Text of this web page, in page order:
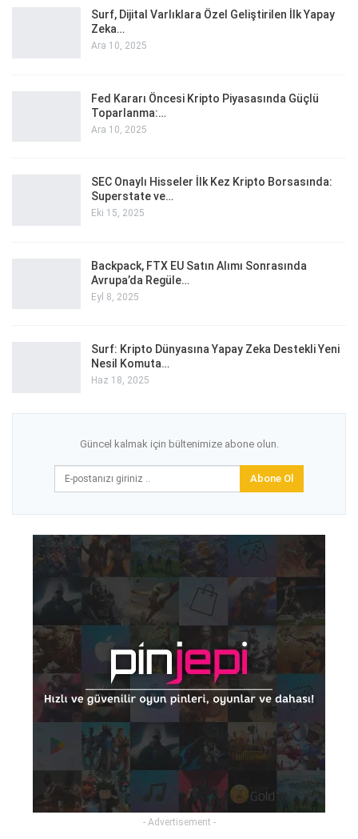
Surf, Dijital Varlıklara Özel Geliştirilen İlk Yapay
Zeka…
Ara 10, 2025
Fed Kararı Öncesi Kripto Piyasasında Güçlü
Toparlanma:…
Ara 10, 2025
SEC Onaylı Hisseler İlk Kez Kripto Borsasında:
Superstate ve…
Eki 15, 2025
Backpack, FTX EU Satın Alımı Sonrasında
Avrupa’da Regüle…
Eyl 8, 2025
Surf: Kripto Dünyasına Yapay Zeka Destekli Yeni
Nesil Komuta…
Haz 18, 2025
Güncel kalmak için bültenimize abone olun.
Abone Ol
- Advertisement -